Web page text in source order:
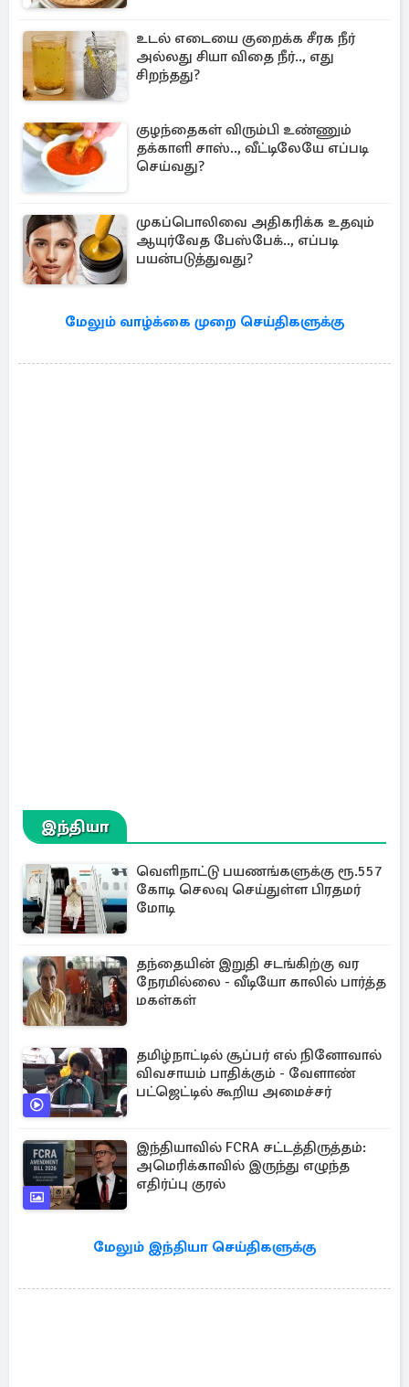
உடல் எடையை குறைக்க சீரக நீர்
அல்லது சியா விதை நீர்.., எது
சிறந்தது?
குழந்தைகள் விரும்பி உண்ணும்
தக்காளி சாஸ்.., வீட்டிலேயே எப்படி
செய்வது?
முகப்பொலிவை அதிகரிக்க உதவும்
ஆயுர்வேத பேஸ்பேக்.., எப்படி
பயன்படுத்துவது?
மேலும் வாழ்க்கை முறை செய்திகளுக்கு
இந்தியா
வெளிநாட்டு பயணங்களுக்கு ரூ.557
கோடி செலவு செய்துள்ள பிரதமர்
மோடி
தந்தையின் இறுதி சடங்கிற்கு வர
நேரமில்லை - வீடியோ காலில் பார்த்த
மகள்கள்
தமிழ்நாட்டில் சூப்பர் எல் நினோவால்
விவசாயம் பாதிக்கும் - வேளாண்
பட்ஜெட்டில் கூறிய அமைச்சர்
இந்தியாவில் FCRA சட்டத்திருத்தம்:
அமெரிக்காவில் இருந்து எழுந்த
எதிர்ப்பு குரல்
மேலும் இந்தியா செய்திகளுக்கு